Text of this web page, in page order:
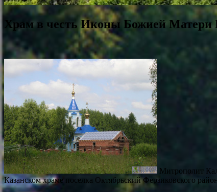
Храм в честь Иконы Божией Матери
Митрополит
Казанском храме поселка Октябрьский Ферзиковского